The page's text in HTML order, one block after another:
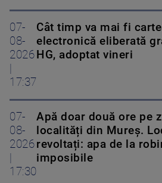
07-
08-
2026
|
17:37
Cât timp va mai fi
electronică eliberată
HG, adoptat vineri
07-
08-
2026
|
17:30
Apă doar două ore pe
localități din Mureș.
revoltați: apa de la
imposibile